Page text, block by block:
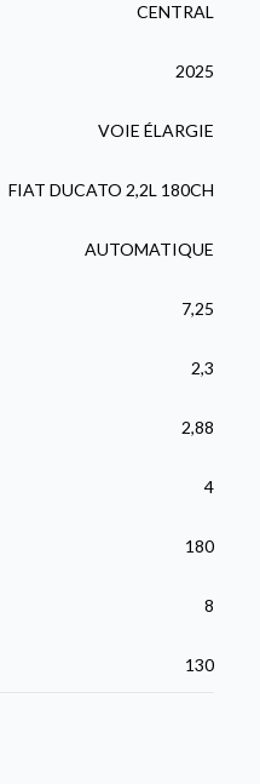
CENTRAL
2025
VOIE ÉLARGIE
FIAT DUCATO 2,2L 180CH
AUTOMATIQUE
7,25
2,3
2,88
4
180
8
130